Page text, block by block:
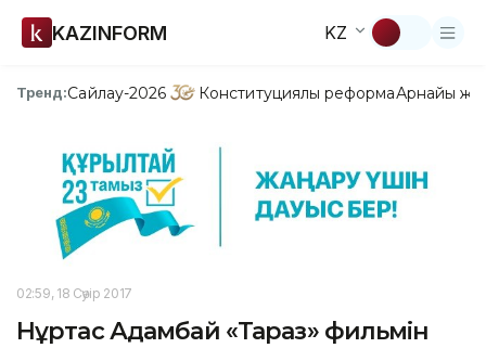
KAZINFORM KZ
Тренд:Сайлау-2026 Конституциялық реформаАрнайы
02:59, 18 Сәуір 2017
Нұртас Адамбай «Тараз» фильмін